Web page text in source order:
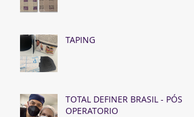
TAPING
TOTAL DEFINER BRASIL - PÓS-
OPERATORIO